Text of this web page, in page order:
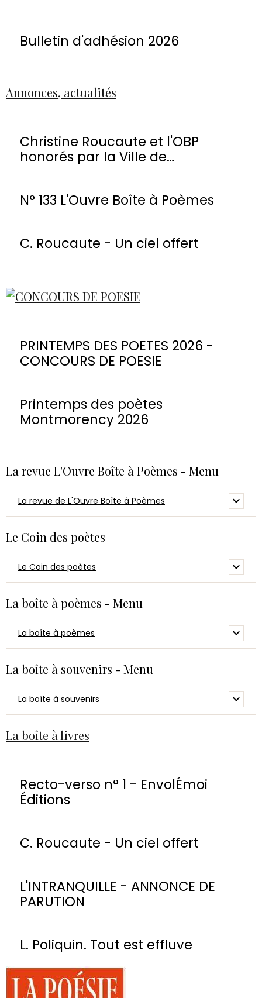
Bulletin d'adhésion 2026
Annonces, actualités
Christine Roucaute et l'OBP
honorés par la Ville de
N° 133 L'Ouvre Boîte à Poèmes
C. Roucaute - Un ciel offert
PRINTEMPS DES POETES 2026 -
CONCOURS DE POESIE
Printemps des poètes
Montmorency 2026
La revue L'Ouvre Boîte à Poèmes - Menu
La revue de L'Ouvre Boîte à Poèmes
Le Coin des poètes
Le Coin des poètes
La boîte à poèmes - Menu
La boîte à poèmes
La boîte à souvenirs - Menu
La boîte à souvenirs
La boîte à livres
Recto-verso n° 1 - EnvolÉmoi
Éditions
C. Roucaute - Un ciel offert
L'INTRANQUILLE - ANNONCE DE
PARUTION
L. Poliquin. Tout est effluve